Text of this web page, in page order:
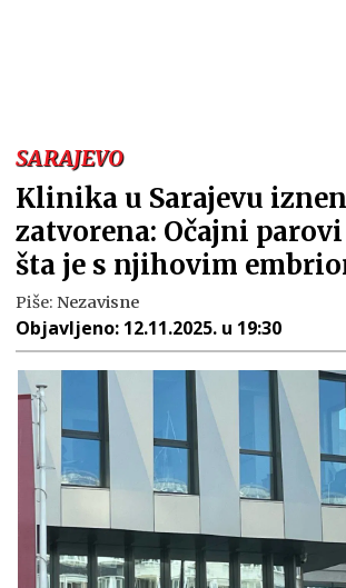
SARAJEVO
Klinika u Sarajevu
zatvorena: Očajni
šta je s njihovim
Piše: Nezavisne
Objavljeno: 12.11.2025. u 19:30